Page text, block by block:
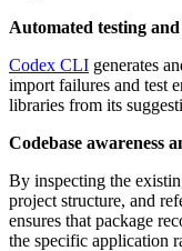
Automated testing
Codex CLI generates
import failures and test
libraries from its
Codebase awareness
By inspecting the
project structure, and
ensures that package
the specific application